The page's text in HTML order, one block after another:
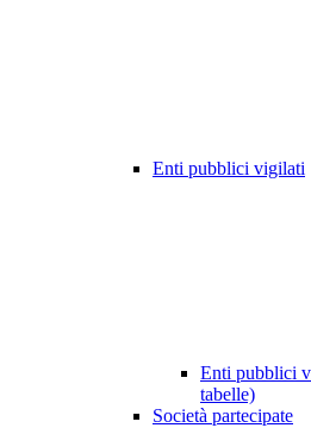
Enti pubblici vigilati
Enti pubblici
tabelle)
Società partecipate